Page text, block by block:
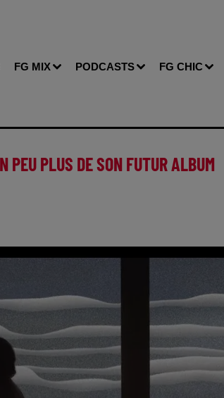
FG MIX PODCASTS FG CHIC
PEU PLUS DE SON FUTUR ALBUM